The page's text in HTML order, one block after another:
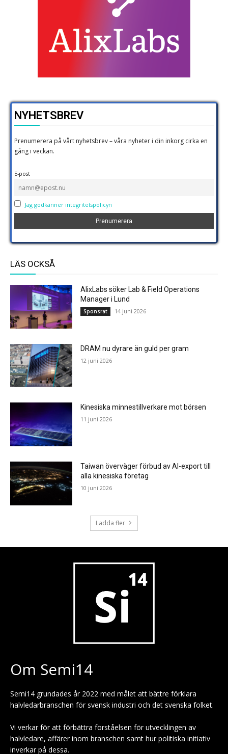
NYHETSBREV
Prenumerera på vårt nyhetsbrev – våra nyheter i din inkorg cirka en
gång i veckan.
E-post
Jag godkänner integritetspolicyn
LÄS OCKSÅ
AlixLabs söker Lab & Field Operations
Manager i Lund
Sponsrat 14 juni 2026
DRAM nu dyrare än guld per gram
12 juni 2026
Kinesiska minnestillverkare mot börsen
11 juni 2026
Taiwan överväger förbud av AI-export till
alla kinesiska företag
10 juni 2026
Ladda fler
Om Semi14
Semi14 grundades år 2022 med målet att bättre förklara
halvledarbranschen för svensk industri och det svenska folket.
Vi verkar för att förbättra förståelsen för utvecklingen av
halvledare, affärer inom branschen samt hur politiska initiativ
inverkar på dessa.